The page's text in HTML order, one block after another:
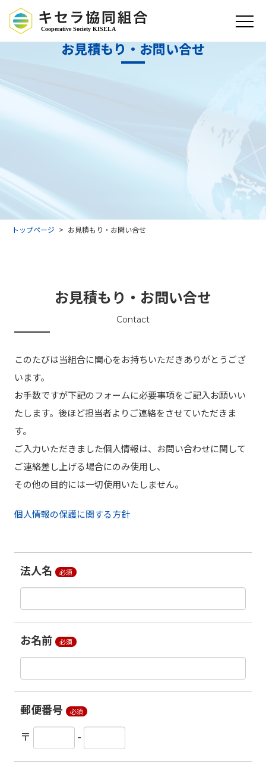
お見積もり・お問い合せ
トップページ お見積もり・お問い合せ
お見積もり・お問い合せ
Contact
このたびは当組合に関⼼をお持ちいただきありがとうござ
います。
お⼿数ですが下記のフォームに必要事項をご記⼊お願いい
たします。後ほど担当者よりご連絡をさせていただきま
す。
ご⼊⼒いただきました個⼈情報は、お問い合わせに関して
ご連絡差し上げる場合にのみ使⽤し、
その他の⽬的には⼀切使⽤いたしません。
個人情報の保護に関する方針
法人名 必須
お名前 必須
郵便番号 必須
〒 -